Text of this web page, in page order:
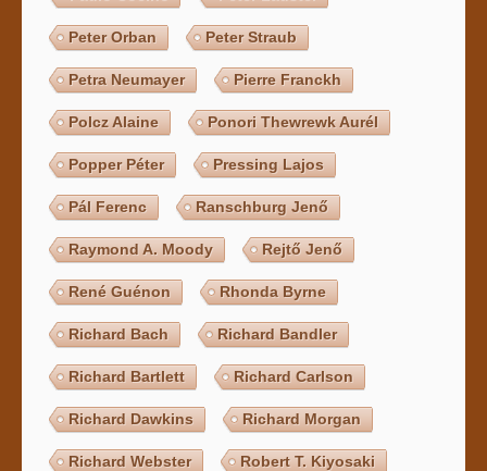
Peter Orban Peter Straub
Petra Neumayer Pierre Franckh
Polcz Alaine Ponori Thewrewk Aurél
Popper Péter Pressing Lajos
Pál Ferenc Ranschburg Jenő
Raymond A. Moody Rejtő Jenő
René Guénon Rhonda Byrne
Richard Bach Richard Bandler
Richard Bartlett Richard Carlson
Richard Dawkins Richard Morgan
Richard Webster Robert T. Kiyosaki